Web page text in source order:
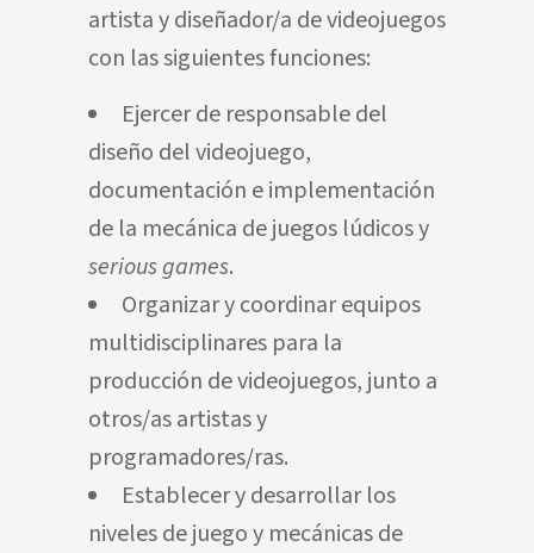
artista y diseñador/a de videojuegos
con las siguientes funciones:
Ejercer de responsable del
diseño del videojuego,
documentación e implementación
de la mecánica de juegos lúdicos y
serious games.
Organizar y coordinar equipos
multidisciplinares para la
producción de videojuegos, junto a
otros/as artistas y
programadores/ras.
Establecer y desarrollar los
niveles de juego y mecánicas de